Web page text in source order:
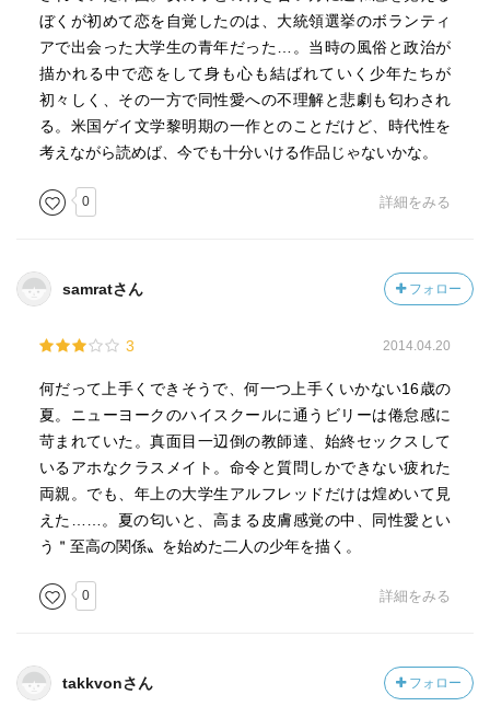
ぼくが初めて恋を自覚したのは、大統領選挙のボランティ
アで出会った大学生の青年だった…。当時の風俗と政治が
描かれる中で恋をして身も心も結ばれていく少年たちが
初々しく、その一方で同性愛への不理解と悲劇も匂わされ
る。米国ゲイ文学黎明期の一作とのことだけど、時代性を
考えながら読めば、今でも十分いける作品じゃないかな。
0 詳細をみる
samratさん フォロー
3 2014.04.20
何だって上手くできそうで、何一つ上手くいかない16歳の
夏。ニューヨークのハイスクールに通うビリーは倦怠感に
苛まれていた。真面目一辺倒の教師達、始終セックスして
いるアホなクラスメイト。命令と質問しかできない疲れた
両親。でも、年上の大学生アルフレッドだけは煌めいて見
えた……。夏の匂いと、高まる皮膚感覚の中、同性愛とい
う＂至高の関係〟を始めた二人の少年を描く。
0 詳細をみる
takkvonさん フォロー